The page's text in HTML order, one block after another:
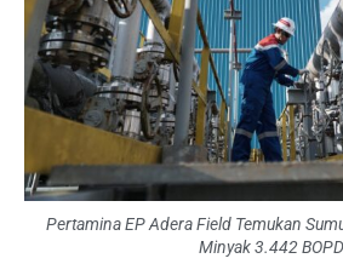
Pertamina EP Adera Field Temukan
Minyak 3.442 BOPD